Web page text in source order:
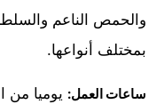
والحمص الناعم
بمختلف أنواعها.
ساعات العمل: